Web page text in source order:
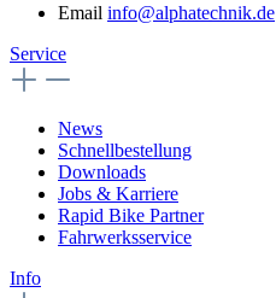
Email info@alphatechnik.de
Service
News
Schnellbestellung
Downloads
Jobs & Karriere
Rapid Bike Partner
Fahrwerksservice
Info